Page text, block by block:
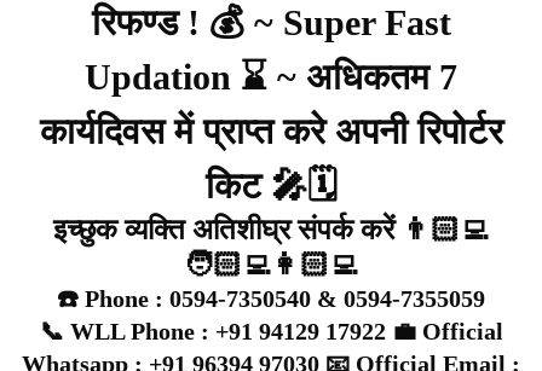
रिफण्ड ! 💰 ~ Super Fast
Updation ⌛ ~ अधिकतम 7
कार्यदिवस में प्राप्त करे अपनी रिपोर्टर
किट 🎤🗓️
इच्छुक व्यक्ति अतिशीघ्र संपर्क करें 👨🏻‍💻
🧑🏻‍💻👩🏻‍💻
☎️ Phone : 0594-7350540 & 0594-7355059
📞 WLL Phone : +91 94129 17922 💼 Official
Whatsapp : +91 96394 97030 📧 Official Email :